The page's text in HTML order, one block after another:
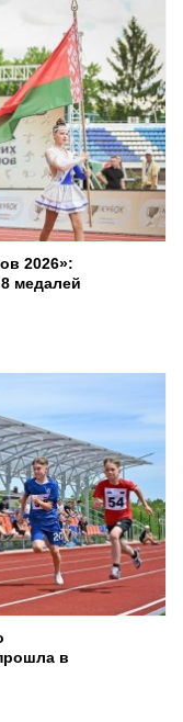
2026»:
медалей
в